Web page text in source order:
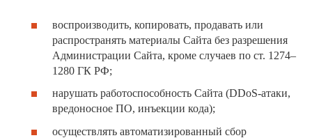
воспроизводить, копировать, продавать или
распространять материалы Сайта без разрешения
Администрации Сайта, кроме случаев по ст. 1274–
1280 ГК РФ;
нарушать работоспособность Сайта (DDoS-атаки,
вредоносное ПО, инъекции кода);
осуществлять автоматизированный сбор